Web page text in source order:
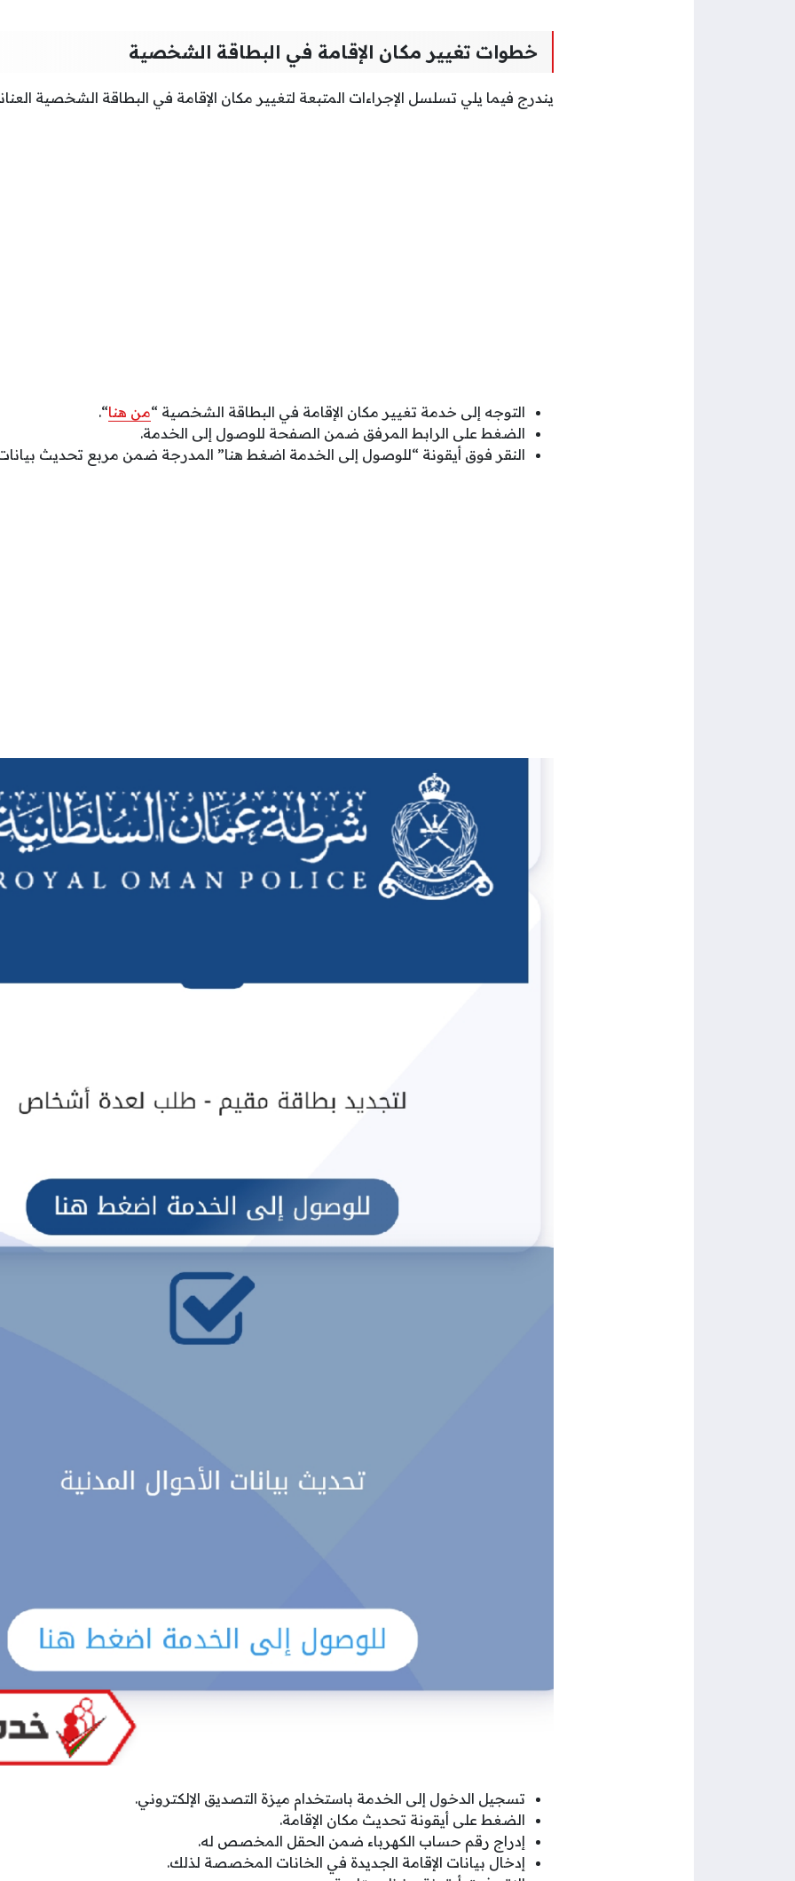
خطوات تغيير مكان الإقامة في البطاقة الشخصية
يندرج فيما يلي تسلسل الإجراءات المتبعة لتغيير مكان الإقامة في البطاقة الشخصية
التوجه إلى خدمة تغيير مكان الإقامة في البطاقة الشخصية “من هنا“.
الضغط على الرابط المرفق ضمن الصفحة للوصول إلى الخدمة.
النقر فوق أيقونة “للوصول إلى الخدمة اضغط هنا” المدرجة ضمن مربع تحديث بيانات
تسجيل الدخول إلى الخدمة باستخدام ميزة التصديق الإلكتروني.
الضغط على أيقونة تحديث مكان الإقامة.
إدراج رقم حساب الكهرباء ضمن الحقل المخصص له.
إدخال بيانات الإقامة الجديدة في الخانات المخصصة لذلك.